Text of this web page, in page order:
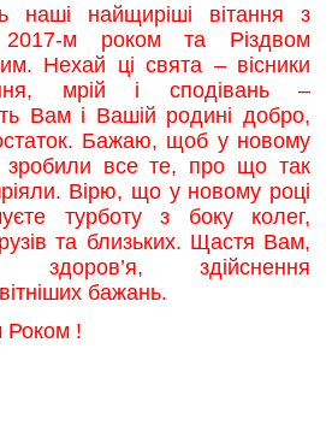
наші найщиріші вітання з
м роком та Різдвом
Нехай ці свята – вісники
мрій і сподівань –
Вам і Вашій родині добро,
Бажаю, щоб у новому
зробили все те, про що так
Вірю, що у новому році
турботу з боку колег,
та близьких. Щастя Вам,
здоров’я, здійснення
бажань.
!